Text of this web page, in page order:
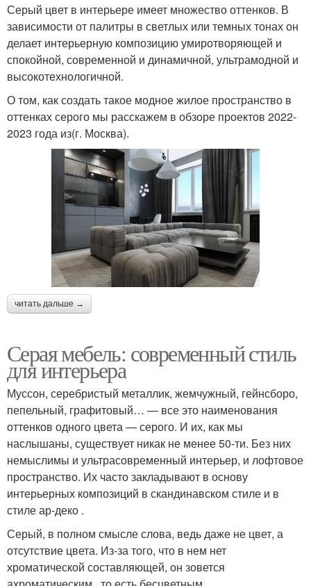
Серый цвет в интерьере имеет множество оттенков. В
зависимости от палитры в светлых или темных тонах он
делает интерьерную композицию умиротворяющей и
спокойной, современной и динамичной, ультрамодной и
высокотехнологичной.
О том, как создать такое модное жилое пространство в
оттенках серого мы расскажем в обзоре проектов 2022-
2023 года из(г. Москва).
читать дальше →
Серая мебель: современный стиль
для интерьера
Муссон, серебристый металлик, жемчужный, гейнсборо,
пепельный, графитовый… — все это наименования
оттенков одного цвета — серого. И их, как мы
наслышаны, существует никак не менее 50-ти. Без них
немыслимы и ультрасовременный интерьер, и лофтовое
пространство. Их часто закладывают в основу
интерьерных композиций в скандинавском стиле и в
стиле ар-деко .
Серый, в полном смысле слова, ведь даже не цвет, а
отсутствие цвета. Из-за того, что в нем нет
хроматической составляющей, он зовется